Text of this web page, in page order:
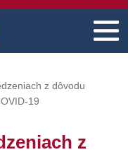
z dôvodu
19
z